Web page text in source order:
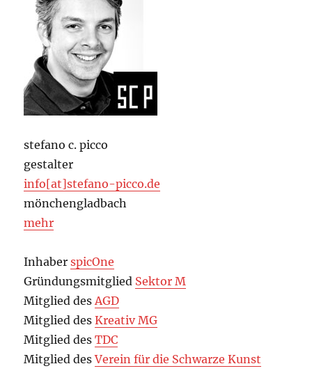
stefano c. picco
gestalter
info[at]stefano-picco.de
mönchengladbach
mehr
InhaberspicOne
Gründungsmitglied Sektor M
Mitglied desAGD
Mitglied desKreativ MG
Mitglied desTDC
Mitglied desVerein für die Schwarze Kunst